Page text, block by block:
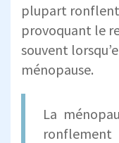
plupart ronflent
provoquant le
souvent
ménopause.
La